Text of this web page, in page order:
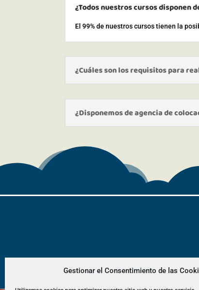
Gestionar el Consentimiento de las
¿Todos nuestros cursos disponen
El 99% de nuestros cursos tienen la
¿Cuáles son los requisitos para
¿Disponemos de agencia de